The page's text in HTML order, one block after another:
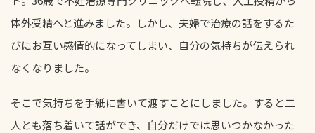
体外受精へと進みました。しかし、夫婦で治療の話をするた
びにお互い感情的になってしまい、自分の気持ちが伝えられ
なくなりました。
そこで気持ちを手紙に書いて渡すことにしました。すると二
人とも落ち着いて話ができ、自分だけでは思いつかなかった